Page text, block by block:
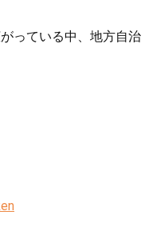
っている中、地方自治